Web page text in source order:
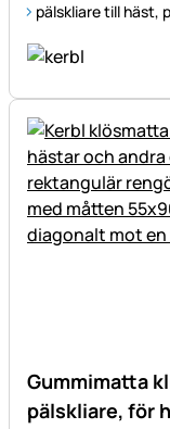
pälskliare till häst,
Gummimatta
pälskliare, för